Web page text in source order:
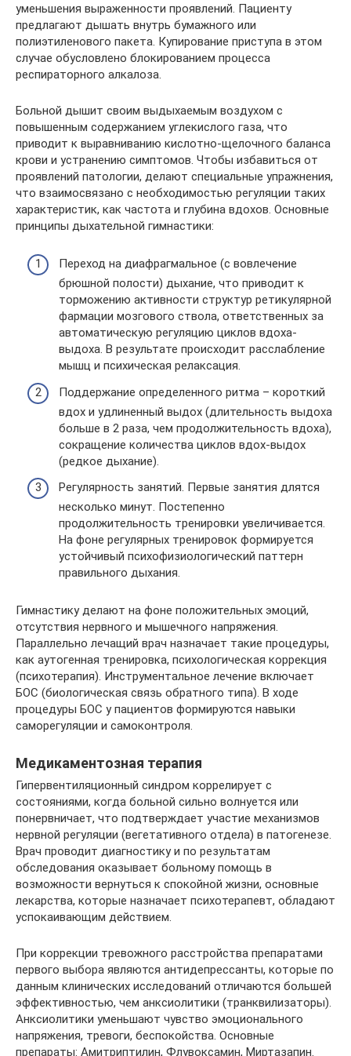
уменьшения выраженности проявлений. Пациенту
предлагают дышать внутрь бумажного или
полиэтиленового пакета. Купирование приступа в этом
случае обусловлено блокированием процесса
респираторного алкалоза.
Больной дышит своим выдыхаемым воздухом с
повышенным содержанием углекислого газа, что
приводит к выравниванию кислотно-щелочного баланса
крови и устранению симптомов. Чтобы избавиться от
проявлений патологии, делают специальные упражнения,
что взаимосвязано с необходимостью регуляции таких
характеристик, как частота и глубина вдохов. Основные
принципы дыхательной гимнастики:
Переход на диафрагмальное (с вовлечение
брюшной полости) дыхание, что приводит к
торможению активности структур ретикулярной
фармации мозгового ствола, ответственных за
автоматическую регуляцию циклов вдоха-
выдоха. В результате происходит расслабление
мышц и психическая релаксация.
Поддержание определенного ритма – короткий
вдох и удлиненный выдох (длительность выдоха
больше в 2 раза, чем продолжительность вдоха),
сокращение количества циклов вдох-выдох
(редкое дыхание).
Регулярность занятий. Первые занятия длятся
несколько минут. Постепенно
продолжительность тренировки увеличивается.
На фоне регулярных тренировок формируется
устойчивый психофизиологический паттерн
правильного дыхания.
Гимнастику делают на фоне положительных эмоций,
отсутствия нервного и мышечного напряжения.
Параллельно лечащий врач назначает такие процедуры,
как аутогенная тренировка, психологическая коррекция
(психотерапия). Инструментальное лечение включает
БОС (биологическая связь обратного типа). В ходе
процедуры БОС у пациентов формируются навыки
саморегуляции и самоконтроля.
Медикаментозная терапия
Гипервентиляционный синдром коррелирует с
состояниями, когда больной сильно волнуется или
понервничает, что подтверждает участие механизмов
нервной регуляции (вегетативного отдела) в патогенезе.
Врач проводит диагностику и по результатам
обследования оказывает больному помощь в
возможности вернуться к спокойной жизни, основные
лекарства, которые назначает психотерапевт, обладают
успокаивающим действием.
При коррекции тревожного расстройства препаратами
первого выбора являются антидепрессанты, которые по
данным клинических исследований отличаются большей
эффективностью, чем анксиолитики (транквилизаторы).
Анксиолитики уменьшают чувство эмоционального
напряжения, тревоги, беспокойства. Основные
препараты: Амитриптилин, Флувоксамин, Миртазапин.